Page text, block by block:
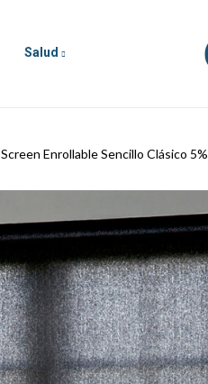
Salud
Screen Enrollable Sencillo Clásico 5%